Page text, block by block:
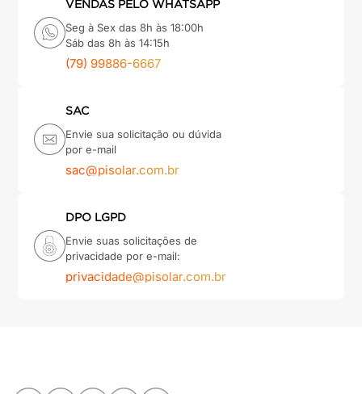
VENDAS PELO WHATSAPP
Seg à Sex das 8h às 18:00h
Sáb das 8h às 14:15h
(79) 99886-6667
SAC
Envie sua solicitação ou dúvida
por e-mail
sac@pisolar.com.br
DPO LGPD
Envie suas solicitações de
privacidade por e-mail:
privacidade@pisolar.com.br